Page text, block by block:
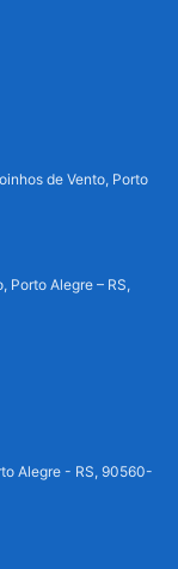
de Vento, Porto
Porto Alegre – RS,
Alegre - RS, 90560-